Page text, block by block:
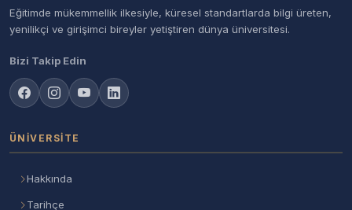
Eğitimde mükemmellik ilkesiyle, küresel standartlarda bilgi üreten,
yenilikçi ve girişimci bireyler yetiştiren dünya üniversitesi.
Bizi Takip Edin
ÜNIVERSITE
Hakkında
Tarihçe